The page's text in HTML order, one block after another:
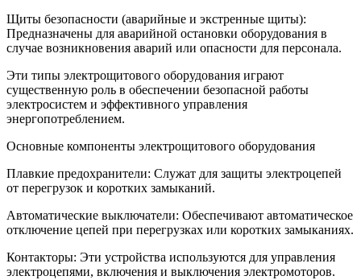
Щиты безопасности (аварийные и экстренные щиты):
Предназначены для аварийной остановки оборудования в
случае возникновения аварий или опасности для персонала.
Эти типы электрощитового оборудования играют
существенную роль в обеспечении безопасной работы
электросистем и эффективного управления
энергопотреблением.
Основные компоненты электрощитового оборудования
Плавкие предохранители: Служат для защиты электроцепей
от перегрузок и коротких замыканий.
Автоматические выключатели: Обеспечивают автоматическое
отключение цепей при перегрузках или коротких замыканиях.
Контакторы: Эти устройства используются для управления
электроцепями, включения и выключения электромоторов.